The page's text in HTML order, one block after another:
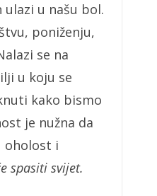
ulazi u našu bol.
poniženju,
se na
u koju se
kako bismo
je nužna da
oholost i
spasiti svijet.